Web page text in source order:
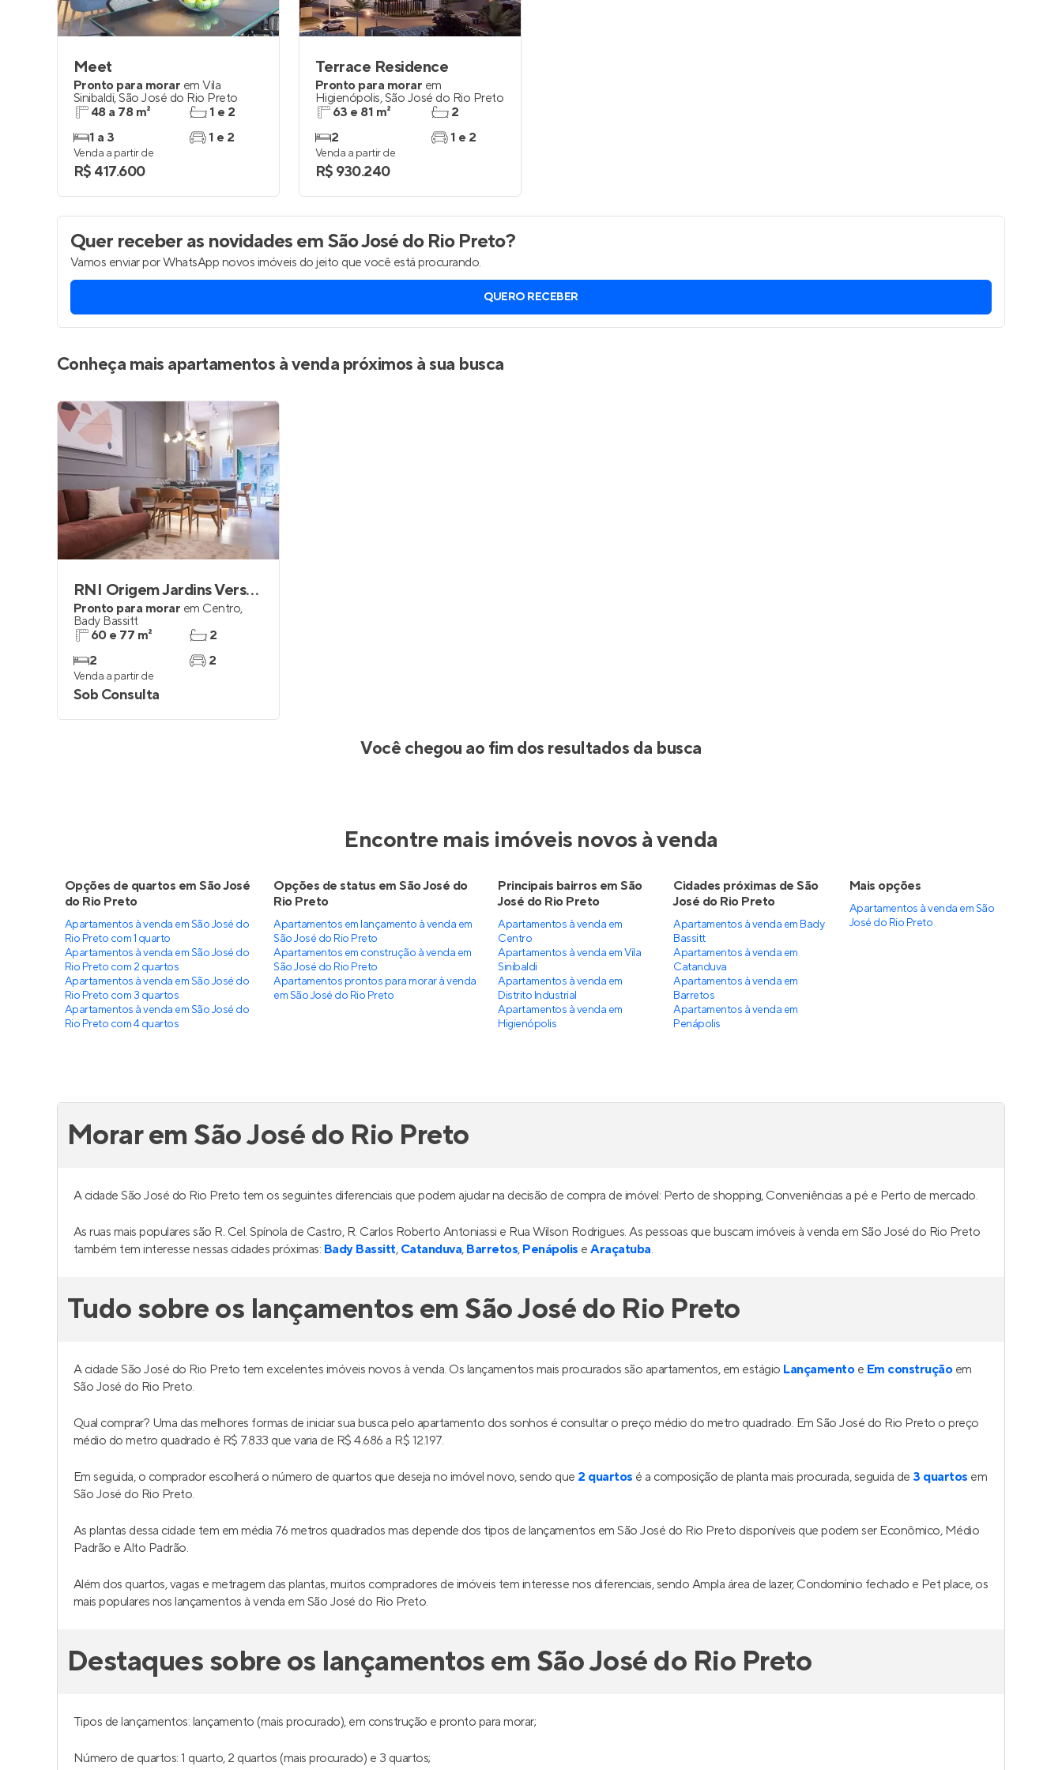
Entrar no Apto
Meet
Pronto para morar em Vila
Sinibaldi,São José do Rio Preto
48 a 78 m²
1 a 3
1 e 2
1 e 2
Venda a partir de
R$ 417.600
Terrace Residence
Pronto para morar em
Higienópolis,São José do Rio Preto
63 e 81 m²
2
2
1 e 2
Venda a partir de
R$ 930.240
Quer receber as novidadesem São José do Rio Preto?
Vamos enviar por WhatsApp novos imóveis do jeito que você está procurando.
QUERO RECEBER
Conheça mais apartamentos à venda próximos à sua busca
RNI Origem Jardins Versalhes
Pronto para morar em Centro,
Bady Bassitt
60 e 77 m²
2
2
2
Venda a partir de
Sob Consulta
Você chegou ao fim dos resultados da busca
Encontre mais imóveis novos à venda
Opções de quartos em São José
do Rio Preto
Apartamentos à venda em São José do
Rio Preto com 1 quarto
Apartamentos à venda em São José do
Rio Preto com 2 quartos
Apartamentos à venda em São José do
Rio Preto com 3 quartos
Apartamentos à venda em São José do
Rio Preto com 4 quartos
Opções de status em São José do
Rio Preto
Apartamentos em lançamento à venda em
São José do Rio Preto
Apartamentos em construção à venda em
São José do Rio Preto
Apartamentos prontos para morar à venda
em São José do Rio Preto
Principais bairros em São
José do Rio Preto
Apartamentos à venda em
Centro
Apartamentos à venda em Vila
Sinibaldi
Apartamentos à venda em
Distrito Industrial
Apartamentos à venda em
Higienópolis
Cidades próximas de São
José do Rio Preto
Apartamentos à venda em Bady
Bassitt
Apartamentos à venda em
Catanduva
Apartamentos à venda em
Barretos
Apartamentos à venda em
Penápolis
Mais opções
Apartamentos à venda em São
José do Rio Preto
Morar em São José do Rio Preto
A cidade São José do Rio Preto tem os seguintes diferenciais que podem ajudar na decisão de compra de imóvel: Perto de shopping, Conveniências a pé e Perto de mercado.
As ruas mais populares são R. Cel. Spínola de Castro, R. Carlos Roberto Antoniassi e Rua Wilson Rodrigues. As pessoas que buscam imóveis à venda em São José do Rio Preto
também tem interesse nessas cidades próximas: Bady Bassitt, Catanduva, Barretos, Penápolis eAraçatuba.
Tudo sobre os lançamentos em São José do Rio Preto
A cidade São José do Rio Preto tem excelentes imóveis novos à venda. Os lançamentos mais procurados são apartamentos, em estágio Lançamentoe Em construçãoem
São José do Rio Preto.
Qual comprar? Uma das melhores formas de iniciar sua busca pelo apartamento dos sonhos é consultar o preço médio do metro quadrado. Em São José do Rio Preto o preço
médio do metro quadrado é R$ 7.833 que varia de R$ 4.686 a R$ 12.197.
Em seguida, o comprador escolherá o número de quartos que deseja no imóvel novo, sendo que 2 quartos é a composição de planta mais procurada, seguida de 3 quartos em
São José do Rio Preto.
As plantas dessa cidade tem em média 76 metros quadrados mas depende dos tipos de lançamentos em São José do Rio Preto disponíveis que podem ser Econômico, Médio
Padrão e Alto Padrão.
Além dos quartos, vagas e metragem das plantas, muitos compradores de imóveis tem interesse nos diferenciais, sendo Ampla área de lazer, Condomínio fechado e Pet place, os
mais populares nos lançamentos à venda em São José do Rio Preto.
Destaques sobre os lançamentos em São José do Rio Preto
Tipos de lançamentos: lançamento (mais procurado), em construção e pronto para morar;
Número de quartos: 1 quarto, 2 quartos (mais procurado) e 3 quartos;